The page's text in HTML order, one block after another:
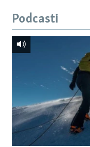
Podcasti